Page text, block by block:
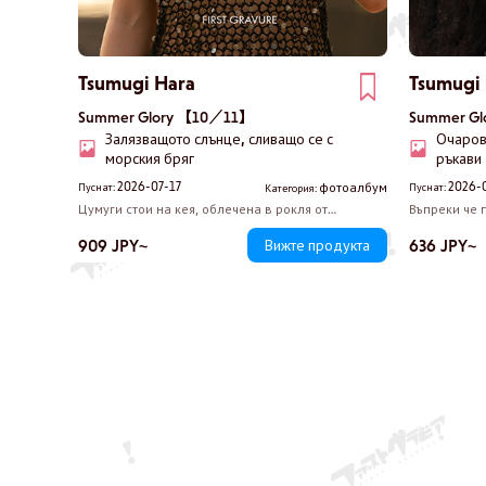
Tsumugi Hara
Summer Glory 【10／11】
Залязващото слънце, сливащо се с
морския бряг
Пуснат:2026-07-17 Категория: фотоалбум
Цумуги стои на кея, облечена в рокля от
мрежеста материя. Бикинито, скрито под нея,
леко прозира, а в нежното течение на времето
вашите силуети тихо се сливат, докато се
909 JPY~ Вижте продукта
Tsumugi
Summer
ръкави
Пуснат:2026-
Въпреки че
Цумуги
държи
гърдите
636 JPY~